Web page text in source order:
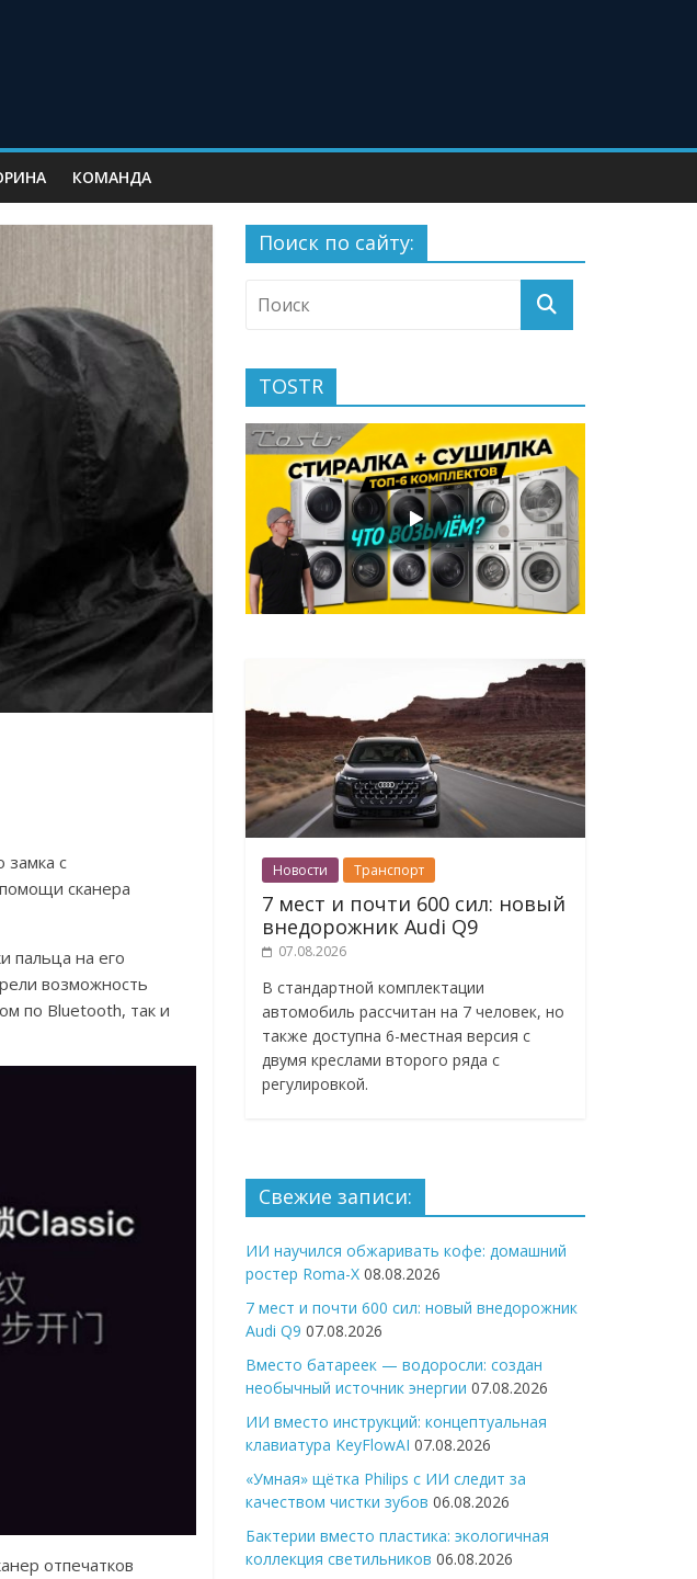
КОМАНДА
замка с
сканера
пальца на его
возможность
по Bluetooth, так и
отпечатков
Поиск по сайту:
TOSTR
Новости Транспорт
7 мест и почти 600 сил: новый
внедорожник Audi Q9
07.08.2026
В стандартной комплектации
автомобиль рассчитан на 7 человек, но
также доступна 6-местная версия с
двумя креслами второго ряда с
регулировкой.
Свежие записи:
ИИ научился обжаривать кофе: домашний
ростер Roma-X 08.08.2026
7 мест и почти 600 сил: новый внедорожник
Audi Q9 07.08.2026
Вместо батареек — водоросли: создан
необычный источник энергии 07.08.2026
ИИ вместо инструкций: концептуальная
клавиатура KeyFlowAI 07.08.2026
«Умная» щётка Philips с ИИ следит за
качеством чистки зубов 06.08.2026
Бактерии вместо пластика: экологичная
коллекция светильников 06.08.2026